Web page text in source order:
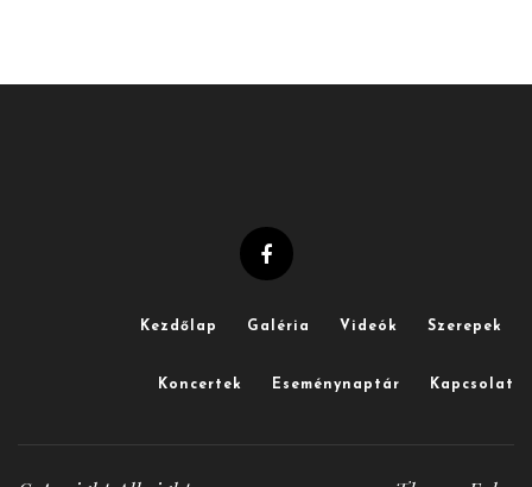
Kezdőlap Galéria Videók Szerepek
Koncertek Eseménynaptár Kapcsolat